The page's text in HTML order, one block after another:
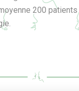
200 patients